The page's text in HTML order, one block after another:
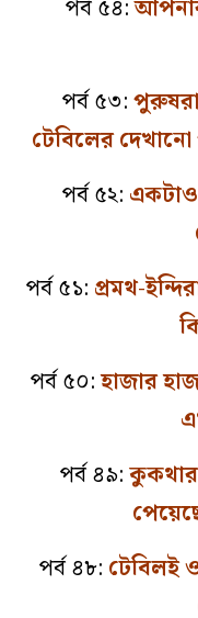
পর্ব ৫৪:
পর্ব ৫৩:
টেবিলের
পর্ব ৫২:
পর্ব ৫১: প্রমথ-
পর্ব ৫০:হাজার
পর্ব ৪৯:কুকথার
পর্ব ৪৮: টেবিলই